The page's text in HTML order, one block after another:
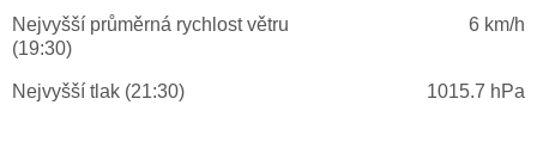
Nejvyšší průměrná rychlost větru
(19:30)
6 km/h
Nejvyšší tlak (21:30) 1015.7 hPa